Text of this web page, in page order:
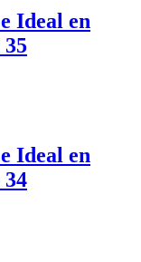
Ideal en
Ideal en